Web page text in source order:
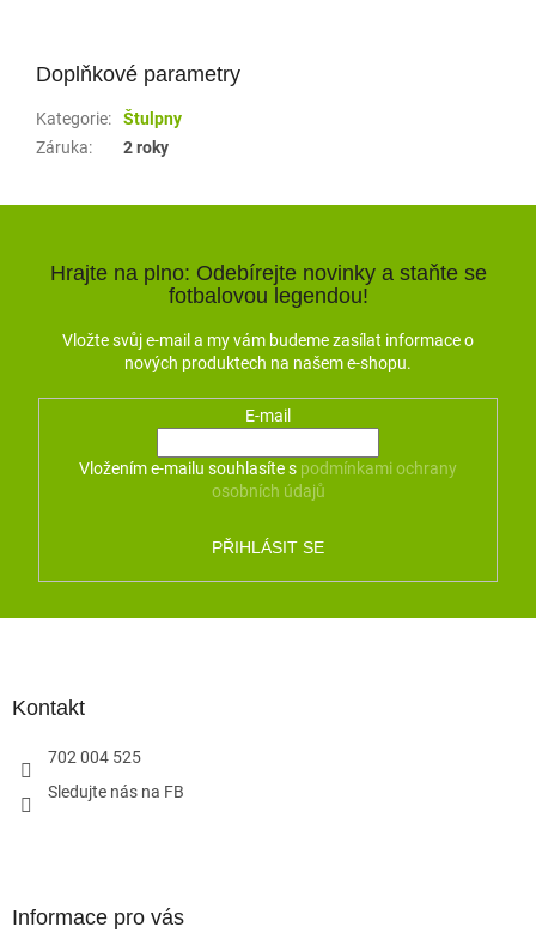
Doplňkové parametry
Kategorie:
Štulpny
Záruka: 2 roky
Hrajte na plno: Odebírejte novinky a staňte se
fotbalovou legendou!
Vložte svůj e-mail a my vám budeme zasílat informace o
nových produktech na našem e-shopu.
E-mail
Vložením e-mailu souhlasíte s podmínkami ochrany
osobních údajů
PŘIHLÁSIT SE
Kontakt
702 004 525
Sledujte nás na FB
Informace pro vás